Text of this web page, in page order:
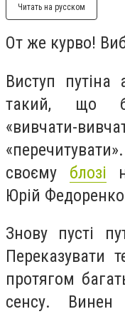
Читать на русском
От же курво!
Виступ
такий, що
«вивчати-
своєму блозі
Юрій
Знову пусті
Переказувати
протягом
сенсу.